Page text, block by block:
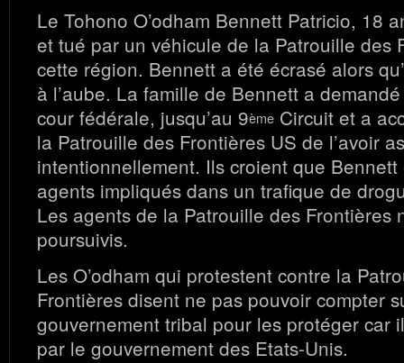
Le Tohono O’odham Bennett Patricio, 18
et tué par un véhicule de la Patrouille des
cette région. Bennett a été écrasé alors
à l’aube. La famille de Bennett a
cour fédérale, jusqu’au 9ème Circuit et a
la Patrouille des Frontières US de l’avoir
intentionnellement. Ils croient que
agents impliqués dans un trafique de
Les agents de la Patrouille des Frontières
poursuivis.
Les O’odham qui protestent contre la
Frontières disent ne pas pouvoir compter
gouvernement tribal pour les protéger car
par le gouvernement des Etats-Unis.